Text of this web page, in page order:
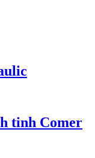
tinh Comer